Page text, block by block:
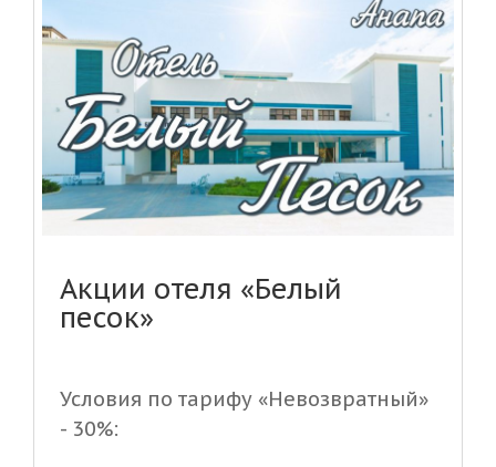
Акции отеля «Белый
песок»
Условия по тарифу «Невозвратный»
- 30%: